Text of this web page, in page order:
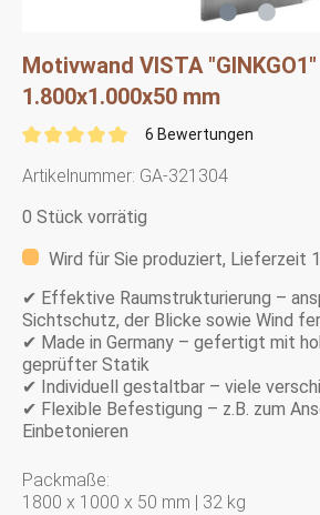
Motivwand VISTA "GINKGO1"
1.800x1.000x50 mm
6 Bewertungen
Artikelnummer: GA-321304
0 Stück vorrätig
Wird für Sie produziert, Lieferzeit
✔ Effektive Raumstrukturierung –
Sichtschutz, der Blicke sowie Wind
✔ Made in Germany – gefertigt mit
geprüfter Statik
✔ Individuell gestaltbar – viele
✔ Flexible Befestigung – z.B. zum
Einbetonieren
Packmaße:
1800 x 1000 x 50 mm | 32 kg